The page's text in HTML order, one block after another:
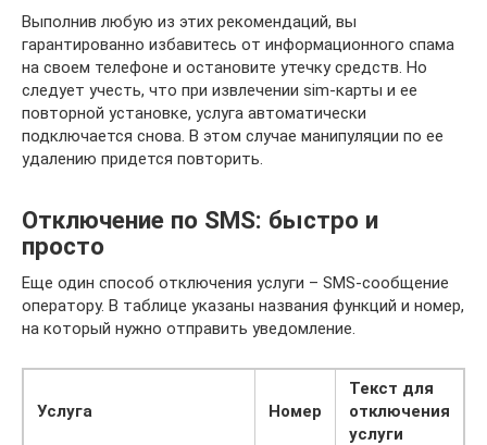
Выполнив любую из этих рекомендаций, вы
гарантированно избавитесь от информационного спама
на своем телефоне и остановите утечку средств. Но
следует учесть, что при извлечении sim-карты и ее
повторной установке, услуга автоматически
подключается снова. В этом случае манипуляции по ее
удалению придется повторить.
Отключение по SMS: быстро и
просто
Еще один способ отключения услуги – SMS-сообщение
оператору. В таблице указаны названия функций и номер,
на который нужно отправить уведомление.
Услуга Номер
Текст для
отключения
услуги